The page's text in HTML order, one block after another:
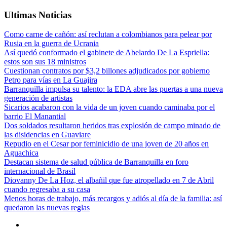
Ultimas Noticias
Como carne de cañón: así reclutan a colombianos para pelear por
Rusia en la guerra de Ucrania
Así quedó conformado el gabinete de Abelardo De La Espriella:
estos son sus 18 ministros
Cuestionan contratos por $3,2 billones adjudicados por gobierno
Petro para vías en La Guajira
Barranquilla impulsa su talento: la EDA abre las puertas a una nueva
generación de artistas
Sicarios acabaron con la vida de un joven cuando caminaba por el
barrio El Manantial
Dos soldados resultaron heridos tras explosión de campo minado de
las disidencias en Guaviare
Repudio en el Cesar por feminicidio de una joven de 20 años en
Aguachica
Destacan sistema de salud pública de Barranquilla en foro
internacional de Brasil
Diovanny De La Hoz, el albañil que fue atropellado en 7 de Abril
cuando regresaba a su casa
Menos horas de trabajo, más recargos y adiós al día de la familia: así
quedaron las nuevas reglas